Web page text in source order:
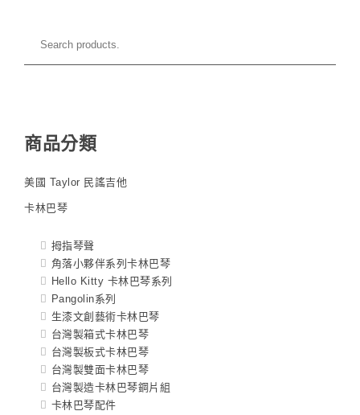
商品分類
美國 Taylor 民謠吉他
卡林巴琴
拇指琴聲
角落小夥伴系列卡林巴琴
Hello Kitty 卡林巴琴系列
Pangolin系列
生漆文創藝術卡林巴琴
台灣製箱式卡林巴琴
台灣製板式卡林巴琴
台灣製雙面卡林巴琴
台灣製造卡林巴琴鋼片組
卡林巴琴配件